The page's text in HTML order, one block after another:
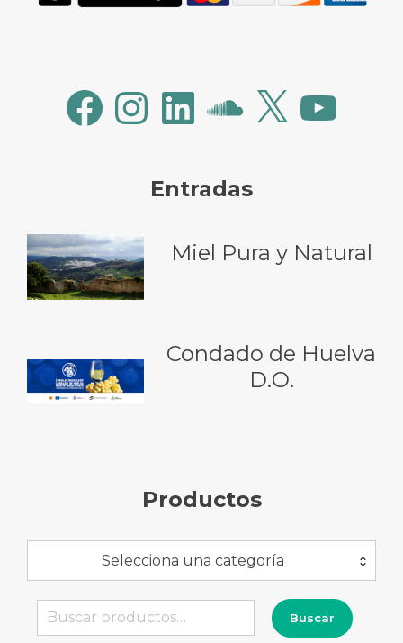
FacebookInstagramLinkedInSoundCloud
X YouTube
Entradas
Miel Pura y Natural
Condado de Huelva
D.O.
Productos
Selecciona una categoría
Buscar
Buscar